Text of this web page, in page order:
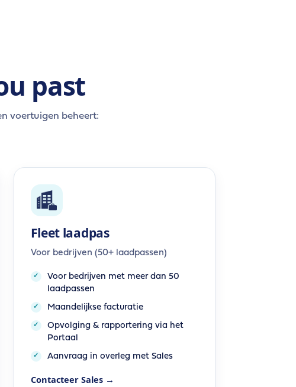
past
voertuigen beheert:
Fleet laadpas
Voor bedrijven (50+ laadpassen)
Voor bedrijven met meer dan 50
laadpassen
Maandelijkse facturatie
Opvolging & rapportering via het
Portaal
Aanvraag in overleg met Sales
Contacteer Sales →